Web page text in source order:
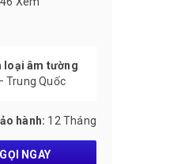
loại âm tường
Trung Quốc
hành: 12 Tháng
GỌI NGAY